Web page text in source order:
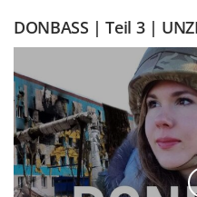
DONBASS | Teil 3 |